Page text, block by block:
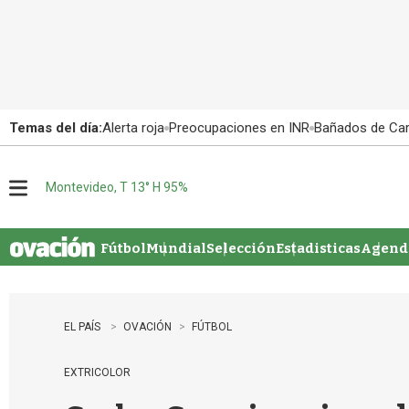
Temas del día:Alerta roja Preocupaciones en INR Bañados de
u
Montevideo, T 13° H 95%
FútbolMundialSelecciónEstadisticas
EL PAÍS OVACIÓN FÚTBOL
EXTRICOLOR